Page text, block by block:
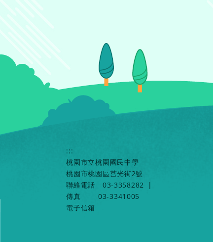
:::
桃園市立桃園國民中學
桃園市桃園區莒光街2號
聯絡電話
03-3358282
|
傳真
03-3341005
電子信箱